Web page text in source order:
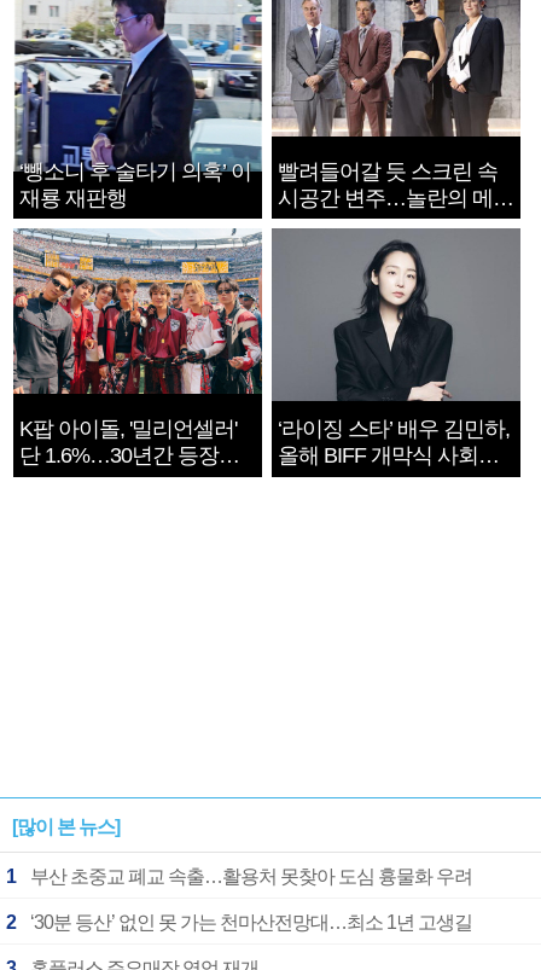
‘뺑소니 후 술타기 의혹’ 이
재룡 재판행
빨려들어갈 듯 스크린 속
시공간 변주…놀란의 메시
지는 ‘전쟁 속죄’
K팝 아이돌, '밀리언셀러'
단 1.6%…30년간 등장
1182개팀 전수조사
‘라이징 스타’ 배우 김민하,
올해 BIFF 개막식 사회자
확정
[많이 본 뉴스]
1 부산 초중교 폐교 속출…활용처 못찾아 도심 흉물화 우려
2 ‘30분 등산’ 없인 못 가는 천마산전망대…최소 1년 고생길